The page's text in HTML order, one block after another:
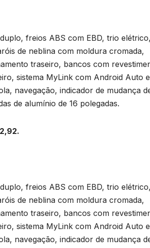
freios ABS com EBD, trio elétrico,
de neblina com moldura cromada,
traseiro, bancos com
sistema MyLink com Android Auto e
navegação, indicador de mudança
de alumínio de 16 polegadas.
freios ABS com EBD, trio elétrico,
de neblina com moldura cromada,
traseiro, bancos com
sistema MyLink com Android Auto e
navegação, indicador de mudança